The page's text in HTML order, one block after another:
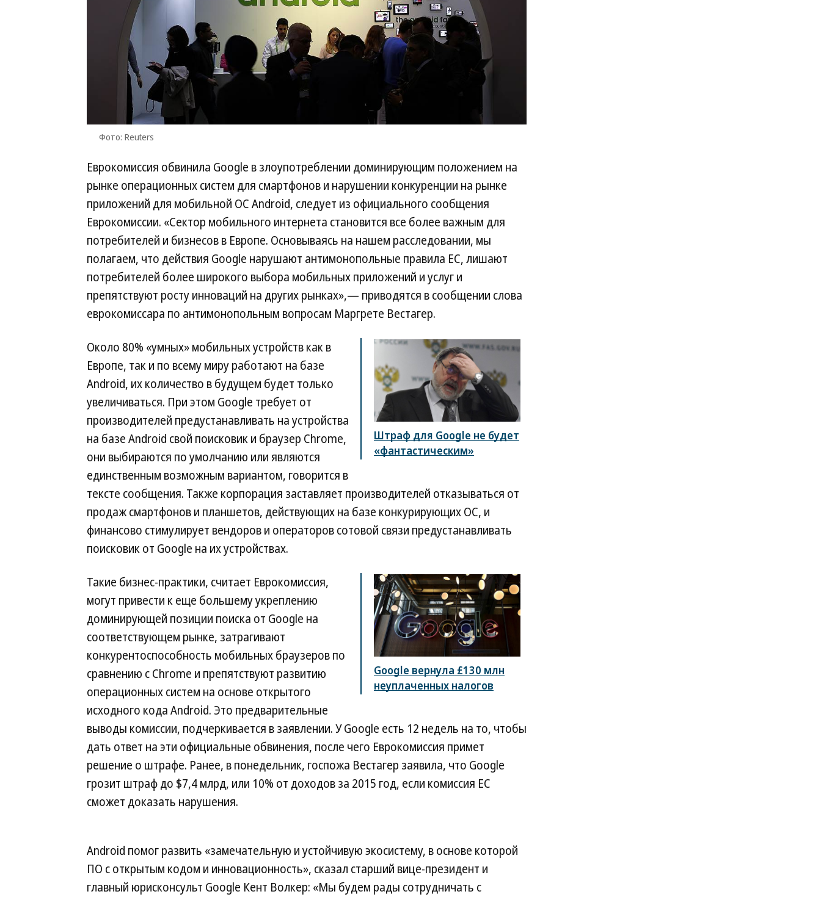
Фото: Reuters
Еврокомиссия обвинила Google в злоупотреблении доминирующим положением на
рынке операционных систем для смартфонов и нарушении конкуренции на рынке
приложений для мобильной ОС Android, следует из официального сообщения
Еврокомиссии. «Сектор мобильного интернета становится все более важным для
потребителей и бизнесов в Европе. Основываясь на нашем расследовании, мы
полагаем, что действия Google нарушают антимонопольные правила ЕС, лишают
потребителей более широкого выбора мобильных приложений и услуг и
препятствуют росту инноваций на других рынках»,— приводятся в сообщении слова
еврокомиссара по антимонопольным вопросам Маргрете Вестагер.
Штраф для Google не будет
«фантастическим»
Около 80% «умных» мобильных устройств как в
Европе, так и по всему миру работают на базе
Android, их количество в будущем будет только
увеличиваться. При этом Google требует от
производителей предустанавливать на устройства
на базе Android свой поисковик и браузер Chrome,
они выбираются по умолчанию или являются
единственным возможным вариантом, говорится в
тексте сообщения. Также корпорация заставляет производителей отказываться от
продаж смартфонов и планшетов, действующих на базе конкурирующих ОС, и
финансово стимулирует вендоров и операторов сотовой связи предустанавливать
поисковик от Google на их устройствах.
Google вернула £130 млн
неуплаченных налогов
Такие бизнес-практики, считает Еврокомиссия,
могут привести к еще большему укреплению
доминирующей позиции поиска от Google на
соответствующем рынке, затрагивают
конкурентоспособность мобильных браузеров по
сравнению с Chrome и препятствуют развитию
операционных систем на основе открытого
исходного кода Android. Это предварительные
выводы комиссии, подчеркивается в заявлении. У Google есть 12 недель на то, чтобы
дать ответ на эти официальные обвинения, после чего Еврокомиссия примет
решение о штрафе. Ранее, в понедельник, госпожа Вестагер заявила, что Google
грозит штраф до $7,4 млрд, или 10% от доходов за 2015 год, если комиссия ЕС
сможет доказать нарушения.
Android помог развить «замечательную и устойчивую экосистему, в основе которой
ПО с открытым кодом и инновационность», сказал старший вице-президент и
главный юрисконсульт Google Кент Волкер: «Мы будем рады сотрудничать с